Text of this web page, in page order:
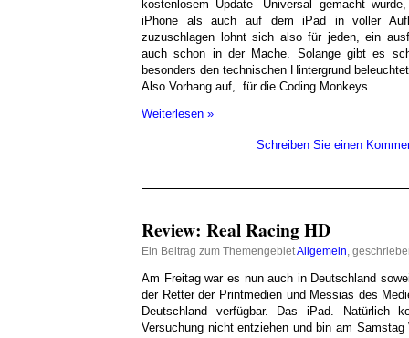
kostenlosem Update- Universal gemacht
iPhone als auch auf dem iPad in voller
zuzuschlagen lohnt sich also für jeden, ein
auch schon in der Mache. Solange gibt es
besonders den technischen Hintergrund
Also Vorhang auf, für die Coding Monkeys…
Weiterlesen »
Schreiben Sie einen
Review: Real Racing HD
Ein Beitrag zum ThemengebietAllgemein,
Am Freitag war es nun auch in Deutschland
der Retter der Printmedien und Messias des
Deutschland verfügbar. Das iPad. Natürlich
Versuchung nicht entziehen und bin am